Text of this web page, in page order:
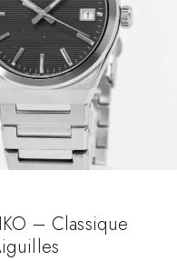
– Classique